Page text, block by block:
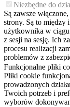
Niezbędne do
Są zawsze
strony. Są to między
użytkownika w
z sesji na sesję. Ich
procesu realizacji
problemów z
Funkcjonalne pliki
Pliki cookie
prowadzonych
Twoich potrzeb i
wyborów